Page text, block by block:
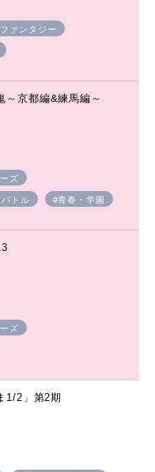
ァンタジー
～京都編&練馬編～
ズ
トル
#青春・学園
ズ
1/2」第2期